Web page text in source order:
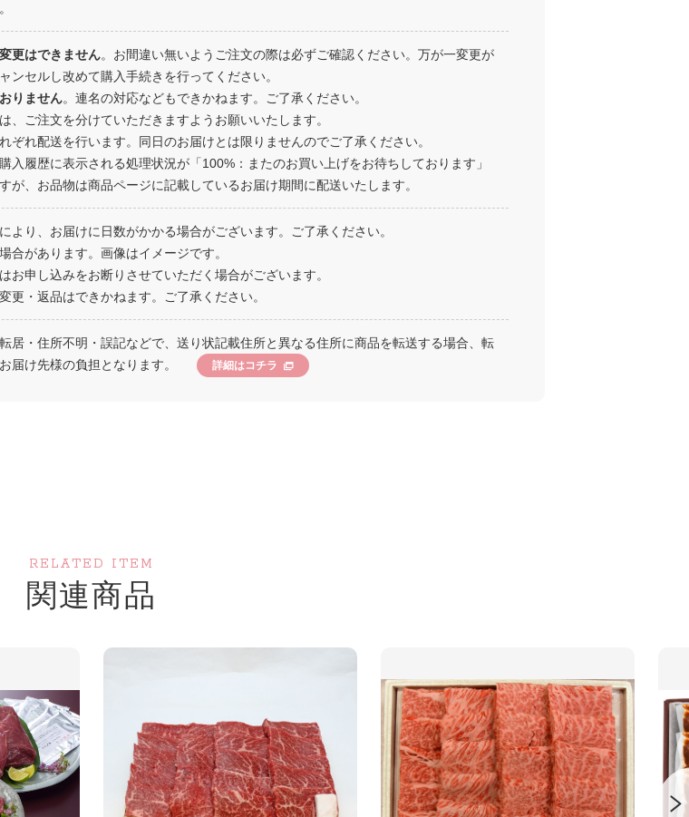
更はできません。お間違い無いようご注文の際は必ずご確認ください。万が一変更が
ンセルし改めて購入手続きを行ってください。
りません。連名の対応などもできかねます。ご了承ください。
、ご注文を分けていただきますようお願いいたします。
ぞれ配送を行います。同日のお届けとは限りませんのでご了承ください。
入履歴に表示される処理状況が「100%：またのお買い上げをお待ちしております」
が、お品物は商品ページに記載しているお届け期間に配送いたします。
より、お届けに日数がかかる場合がございます。ご了承ください。
合があります。画像はイメージです。
お申し込みをお断りさせていただく場合がございます。
更・返品はできかねます。ご了承ください。
居・住所不明・誤記などで、送り状記載住所と異なる住所に商品を転送する場合、転
届け先様の負担となります。
詳細はコチラ
RELATED ITEM
関連商品